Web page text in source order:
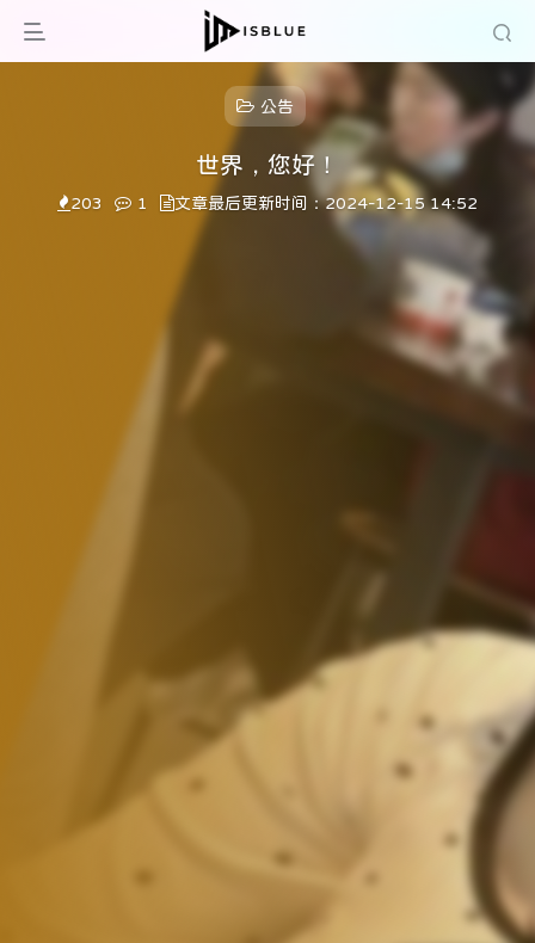
公告
世界，您好！
203 1 文章最后更新时间：2024-12-15 14:52